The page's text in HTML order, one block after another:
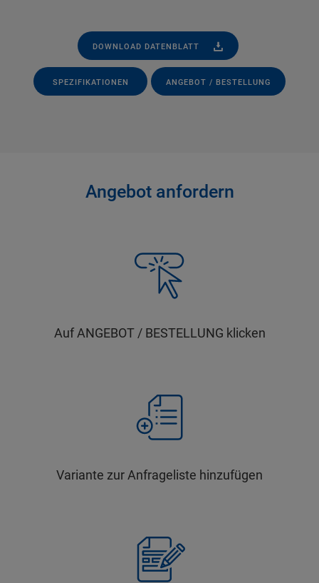
DOWNLOAD DATENBLATT
SPEZIFIKATIONEN ANGEBOT / BESTELLUNG
Angebot anfordern
Auf ANGEBOT / BESTELLUNG klicken
Variante zur Anfrageliste hinzufügen